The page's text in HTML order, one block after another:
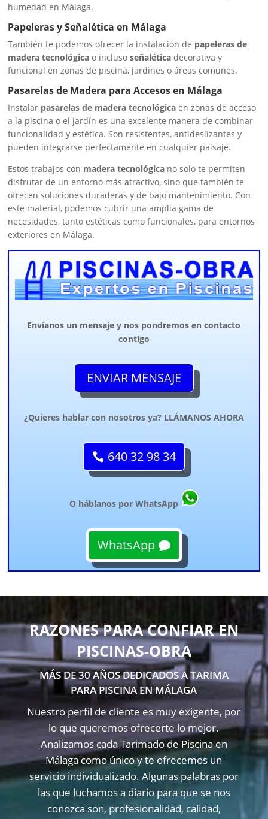
humedad en Málaga.
Papeleras y Señalética en Málaga
También te podemos ofrecer la instalación de papeleras de
madera tecnológica o inclusoseñalética decorativa y
funcional en zonas de piscina, jardines o áreas comunes.
Pasarelas de Madera para Accesos en Málaga
Instalar pasarelas de madera tecnológica en zonas de acceso
a la piscina o el jardín es una excelente manera de combinar
funcionalidad y estética. Son resistentes, antideslizantes y
pueden integrarse perfectamente en cualquier paisaje.
Estos trabajos con madera tecnológica no solo te permiten
disfrutar de un entorno más atractivo, sino que también te
ofrecen soluciones duraderas y de bajo mantenimiento. Con
este material, podemos cubrir una amplia gama de
necesidades, tanto estéticas como funcionales, para entornos
exteriores en Málaga.
Envíanos un mensaje y nos pondremos en contacto
contigo
ENVIAR MENSAJE
¿Quieres hablar con nosotros ya? LLÁMANOS AHORA
640 32 98 34
O háblanos por WhatsApp
WhatsApp
RAZONES PARA CONFIAR EN
PISCINAS-OBRA
MÁS DE 30 AÑOS DEDICADOS A TARIMA
PARA PISCINA EN MÁLAGA
Nuestro perfil de cliente es muy exigente, por
lo que queremos ofrecerte lo mejor.
Analizamos cada Tarimado de Piscina en
Málaga como único y te ofrecemos un
servicio individualizado. Algunas palabras por
las que luchamos a diario para que se nos
conozca son, profesionalidad, calidad,